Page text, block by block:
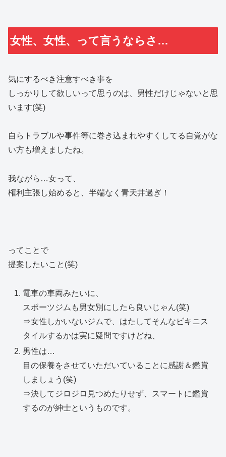
女性、女性、って言うならさ…
気にするべき注意すべき事を
しっかりして欲しいって思うのは、男性だけじゃないと思
います(笑)
自らトラブルや事件等に巻き込まれやすくしてる自覚がな
い方も増えましたね。
我ながら…女って、
権利主張し始めると、半端なく青天井過ぎ！
ってことで
提案したいこと(笑)
電車の車両みたいに、
スポーツジムも男女別にしたら良いじゃん(笑)
⇒女性しかいないジムで、はたしてそんなビキニス
タイルするかは実に疑問ですけどね、
男性は…
目の保養をさせていただいていることに感謝＆鑑賞
しましょう(笑)
⇒決してジロジロ見つめたりせず、スマートに鑑賞
するのが紳士というものです。